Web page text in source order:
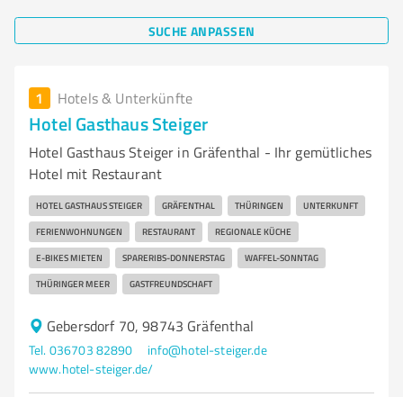
SUCHE ANPASSEN
1 Hotels & Unterkünfte
Hotel Gasthaus Steiger
Hotel Gasthaus Steiger in Gräfenthal - Ihr gemütliches
Hotel mit Restaurant
HOTEL GASTHAUS STEIGER GRÄFENTHAL THÜRINGEN UNTERKUNFT
FERIENWOHNUNGEN RESTAURANT REGIONALE KÜCHE
E-BIKES MIETEN SPARERIBS-DONNERSTAG WAFFEL-SONNTAG
THÜRINGER MEER GASTFREUNDSCHAFT
Gebersdorf 70, 98743 Gräfenthal
Tel. 036703 82890
info@hotel-steiger.de
www.hotel-steiger.de/